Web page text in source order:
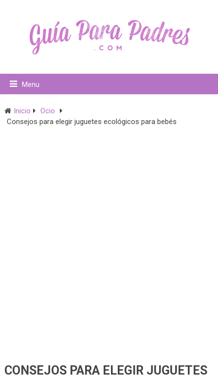
Menu
Inicio
Ocio
Consejos para elegir juguetes ecológicos para bebés
CONSEJOS PARA ELEGIR JUGUETES